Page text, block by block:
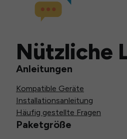
Nützliche
Anleitungen
Kompatible Geräte
Installationsanleitung
Häufig gestellte Fragen
Paketgröße